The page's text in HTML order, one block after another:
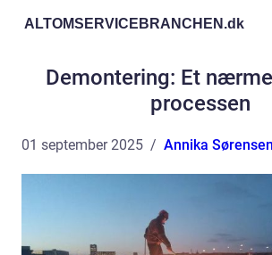
ALTOMSERVICEBRANCHEN.dk
Demontering: Et
processen
01 september 2025 Annika Sørensen